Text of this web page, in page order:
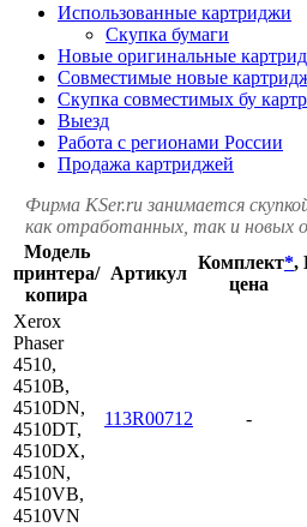
Использованные картриджи
Скупка бумаги
Новые оригинальные
Совместимые новые
Скупка совместимых бу
Выезд
Работа с регионами России
Продажа картриджей
Фирма KSer.ru занимается
как отработанных, так и
Модель
принтера/
копира
Артикул
Комплект*,
цена
Xerox
Phaser
4510,
4510B,
4510DN,
4510DT,
4510DX,
4510N,
4510VB,
4510VN
113R00712 -